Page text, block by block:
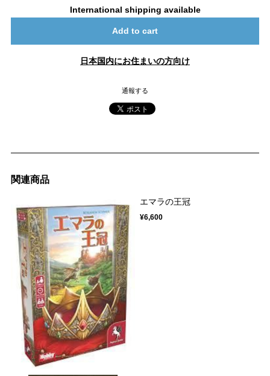
International shipping available
Add to cart
日本国内にお住まいの方向け
通報する
関連商品
エマラの王冠
¥6,600